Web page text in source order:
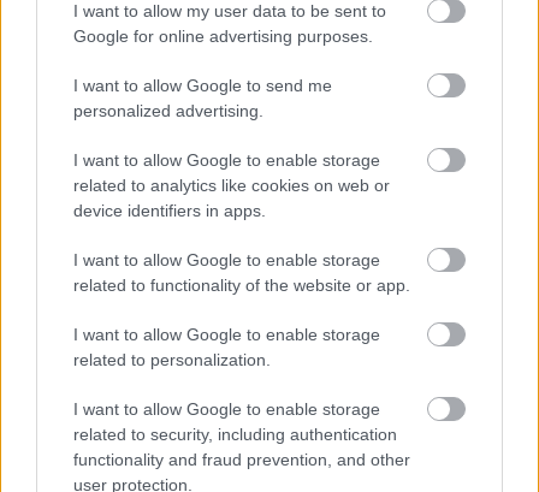
I want to allow my user data to be sent to
Google for online advertising purposes.
I want to allow Google to send me
personalized advertising.
I want to allow Google to enable storage
related to analytics like cookies on web or
device identifiers in apps.
I want to allow Google to enable storage
related to functionality of the website or app.
I want to allow Google to enable storage
related to personalization.
I want to allow Google to enable storage
related to security, including authentication
functionality and fraud prevention, and other
user protection.
Ez meg az új albumhoz kapcsolódó első klip, amire
szintén nem költöttek sokat: